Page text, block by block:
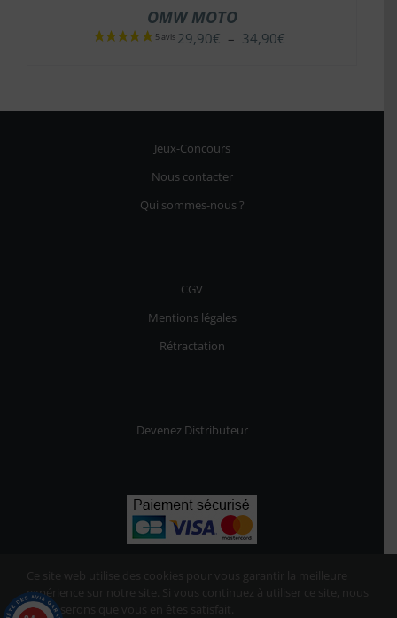
OMW MOTO
29,90€ – 34,90€
à
Jeux-Concours
Nous contacter
Qui sommes-nous ?
CGV
Mentions légales
Rétractation
Devenez Distributeur
Ce site web utilise des cookies pour vous garantir la meilleure
expérience sur notre site. Si vous continuez à utiliser ce site, nous
supposerons que vous en êtes satisfait.